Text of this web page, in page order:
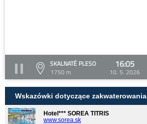
SKALNATÉ PLESO
1750 m
16:05
10. 5. 2026
Wskazówki dotyczące zakwaterowania
Hotel*** SOREA TITRIS
www.sorea.sk